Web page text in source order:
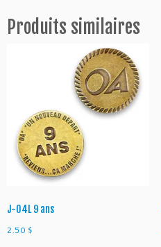
1
8
Produits similaires
J-04L 9 ans
2.50 $